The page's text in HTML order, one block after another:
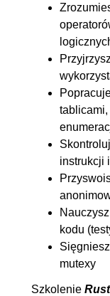
8.2. Metody
8.3. Operator
8.4. Error kind
9. Testowanie
9.1. Testy
9.2. Testy
10.
10.1. Praca z
10.2. Praca z
10.3. Praca z
11.
tablicami,
instrukcji
kodu
mutexy
Szkolenie